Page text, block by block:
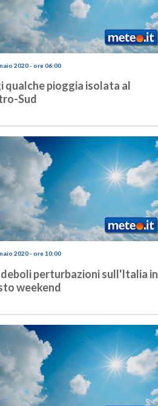
2020 - ore 06:00
qualche pioggia isolata al
Sud
2020 - ore 10:00
deboli perturbazioni sull'Italia in
weekend